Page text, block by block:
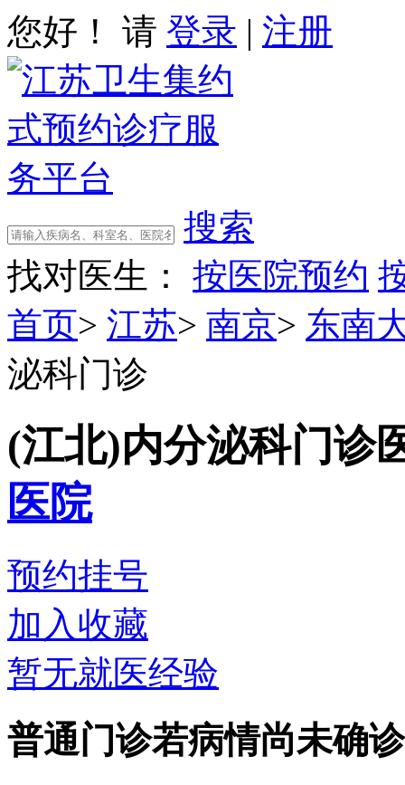
您好！ 请 登录 | 注册
搜索
找对医生：
按医院预约
首页> 江苏> 南京> 东南
泌科门诊
(江北)内分泌科门诊
医院
预约挂号
加入收藏
暂无就医经验
普通门诊若病情尚未确